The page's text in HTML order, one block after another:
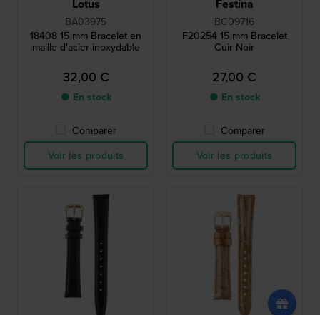
Lotus
BA03975
18408 15 mm Bracelet en
maille d'acier inoxydable
32,00 €
● En stock
Comparer
Voir les produits
Festina
BC09716
F20254 15 mm Bracelet
Cuir Noir
27,00 €
● En stock
Comparer
Voir les produits